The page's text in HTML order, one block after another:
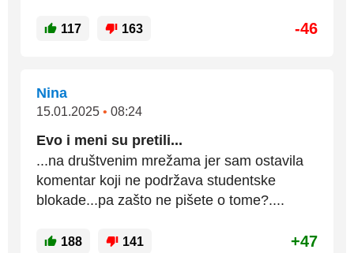
117 163 -46
Nina
15.01.2025 • 08:24
Evo i meni su pretili...
...na društvenim mrežama jer sam ostavila
komentar koji ne podržava studentske
blokade...pa zašto ne pišete o tome?....
188 141 +47